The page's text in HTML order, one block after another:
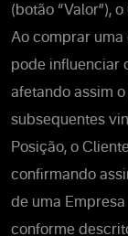
(botão “Valor”),
Ao comprar uma
pode influenciar
afetando assim
subsequentes
Posição, o
confirmando
de uma
conforme